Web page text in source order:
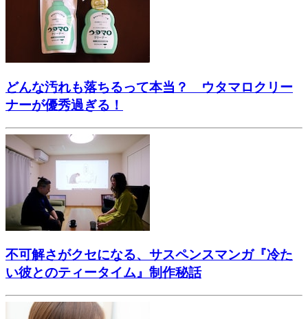
どんな汚れも落ちるって本当？ ウタマロクリー
ナーが優秀過ぎる！
不可解さがクセになる、サスペンスマンガ『冷た
い彼とのティータイム』制作秘話